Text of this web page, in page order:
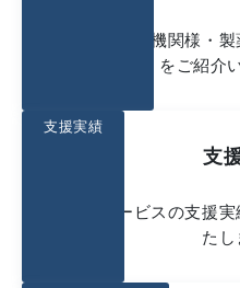
多数の医療機関様・
をご紹介
支
弊社サービスの支援
たし
支援実績